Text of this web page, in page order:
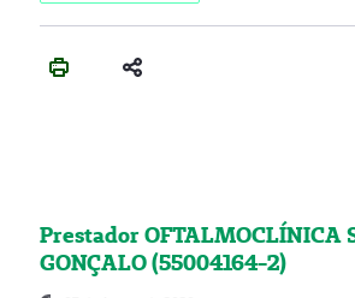
Prestador OFTALMOCLÍNICA
GONÇALO (55004164-2)